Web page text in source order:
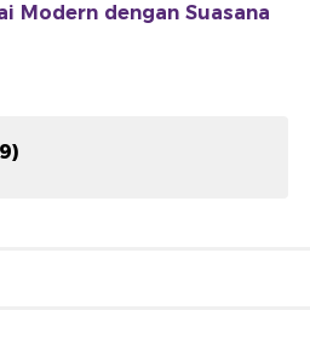
Modern dengan Suasana